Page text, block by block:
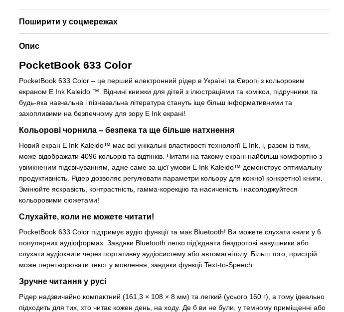
Поширити у соцмережах
Опис
PocketBook 633 Color
PocketBook 633 Color – це перший електронний рідер в Україні та Європі з кольоровим
екраном E Ink Kaleido ™. Віднині книжки для дітей з ілюстраціями та комікси, підручники та
будь-яка навчальна і пізнавальна література стануть іще більш інформативними та
захопливими на безпечному для зору E Ink екрані!
Кольорові чорнила – безпека та ще більше натхнення
Новий екран E Ink Kaleido™ має всі унікальні властивості технології E Ink, і, разом із тим,
може відображати 4096 кольорів та відтінків. Читати на такому екрані найбільш комфортно з
увімкненим підсвічуванням, адже саме за цієї умови E Ink Kaleido™ демонструє оптимальну
продуктивність. Рідер дозволяє регулювати параметри кольору для кожної конкретної книги.
Змінюйте яскравість, контрастність, гамма-корекцію та насиченість і насолоджуйтеся
кольоровими сюжетами!
Слухайте, коли не можете читати!
PocketBook 633 Color підтримує аудіо функції та має Bluetooth! Ви можете слухати книги у 6
популярних аудіоформах. Завдяки Bluetooth легко під'єднати бездротові навушники або
слухати аудіокниги через портативну аудіосистему або автомагнітолу. Більш того, пристрій
може перетворювати текст у мовлення, завдяки функції Text-to-Speech.
Зручне читання у русі
Рідер надзвичайно компактний (161,3 × 108 × 8 мм) та легкий (усього 160 г), а тому ідеально
підходить для тих, хто читає кожен день, на ходу. Де б ви не були, у темному приміщенні або